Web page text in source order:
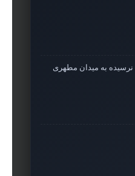
نرسیده به میدان مطهری